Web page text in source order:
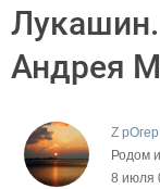
Андрея
Z
Родом
8 июля